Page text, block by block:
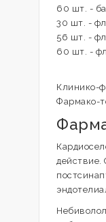
60 шт. -
30 шт. -
56 шт. -
60 шт. -
Клинико-
Фармако-
действие.